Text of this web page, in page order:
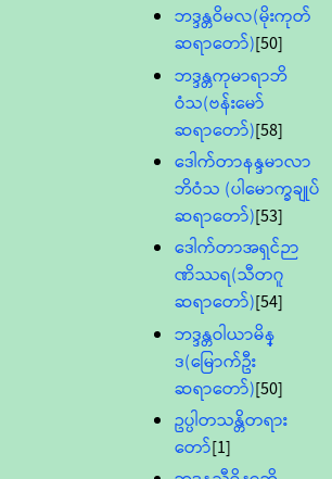
ဘဒ္ဒန္တဝိမလ(မိုးကုတ်
ဆရာတော်)[50]
ဘဒ္ဒန္တကုမာရာဘိ
ဝံသ(ဗန်းမော်
ဆရာတော်)[58]
ဒေါက်တာနန္ဒမာလာ
ဘိဝံသ (ပါမောက္ခချုပ်
ဆရာတော်)[53]
ဒေါက်တာအရှင်ဉာ
ဏိဿရ(သီတဂူ
ဆရာတော်)[54]
ဘဒ္ဒန္တဝါယာမိန္
ဒ(မြောက်ဦး
ဆရာတော်)[50]
ဥပ္ပါတသန္တိတရား
တော်[1]